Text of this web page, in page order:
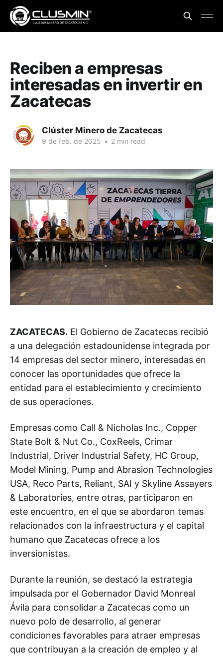
Reciben a empresas
interesadas en invertir en
Zacatecas
Clúster Minero de Zacatecas
9 de feb. de 2025 • 2 min read
ZACATECAS. El Gobierno de Zacatecas recibió
a una delegación estadounidense integrada por
14 empresas del sector minero, interesadas en
conocer las oportunidades que ofrece la
entidad para el establecimiento y crecimiento
de sus operaciones.
Empresas como Call & Nicholas Inc., Copper
State Bolt & Nut Co., CoxReels, Crimar
Industrial, Driver Industrial Safety, HC Group,
Model Mining, Pump and Abrasion Technologies
USA, Reco Parts, Reliant, SAI y Skyline Assayers
& Laboratories, entre otras, participaron en
este encuentro, en el que se abordaron temas
relacionados con la infraestructura y el capital
humano que Zacatecas ofrece a los
inversionistas.
Durante la reunión, se destacó la estrategia
impulsada por el Gobernador David Monreal
Ávila para consolidar a Zacatecas como un
nuevo polo de desarrollo, al generar
condiciones favorables para atraer empresas
que contribuyan a la creación de empleo y al